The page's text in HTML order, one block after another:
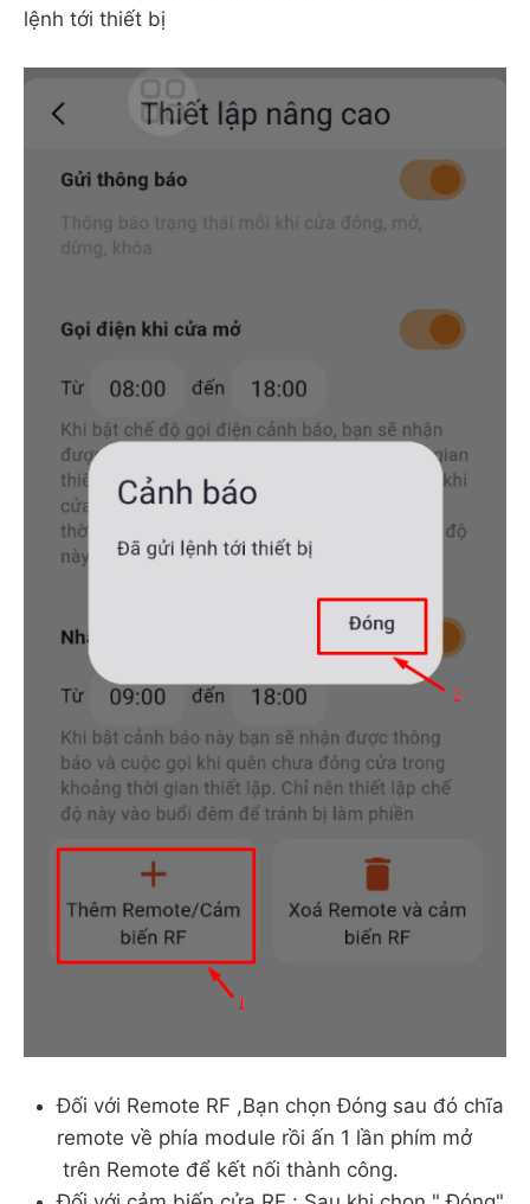
lệnh tới thiết bị
Đối với Remote RF ,Bạn chọn Đóng sau đó chĩa
remote về phía module rồi ấn 1 lần phím mở
trên Remote để kết nối thành công.